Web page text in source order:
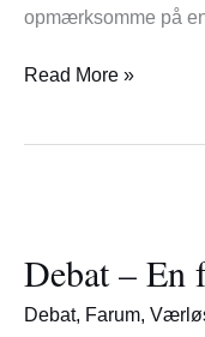
opmærksomme på
Read More »
Debat – En
Debat, Farum,
En
fælles
kamp